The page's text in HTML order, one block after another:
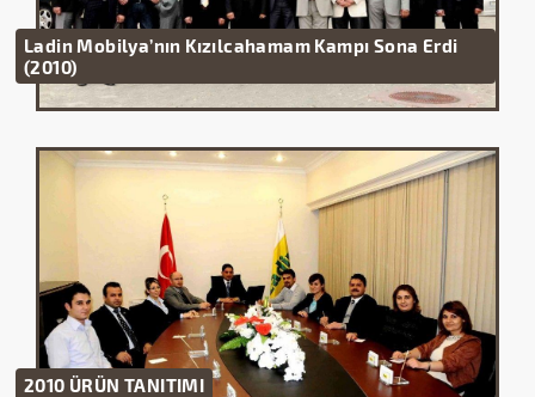
Ladin Mobilya’nın Kızılcahamam Kampı Sona Erdi
(2010)
2010 ÜRÜN TANITIMI